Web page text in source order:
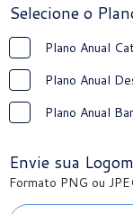
Selecione o
Plano Anual
Plano Anual
Plano Anual
Envie sua
Formato PNG ou